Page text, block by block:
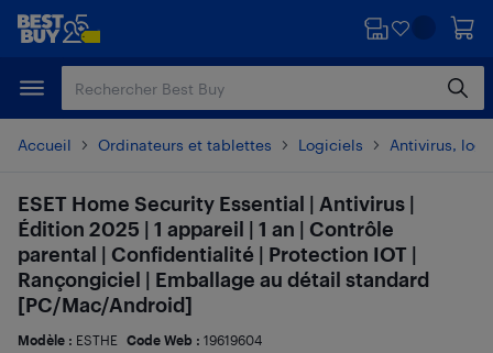
Passer
principal
Passer
Accueil Ordinateurs et tablettes Logiciels Antivirus,
ESET Home Security Essential | Antivirus |
Édition 2025 | 1 appareil | 1 an | Contrôle
parental | Confidentialité | Protection IOT |
Rançongiciel | Emballage au détail standard
[PC/Mac/Android]
Modèle : ESTHE Code Web : 19619604